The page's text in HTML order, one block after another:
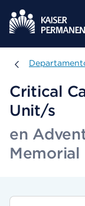
Critical
Unit/s
en
Memorial